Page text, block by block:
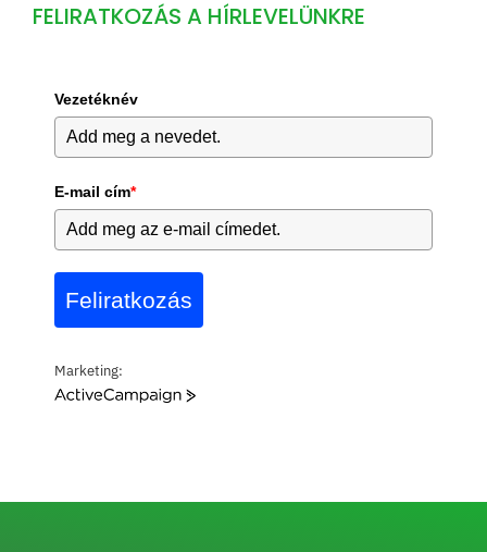
FELIRATKOZÁS A HÍRLEVELÜNKRE
Vezetéknév
E-mail cím*
Feliratkozás
Marketing:
A
e